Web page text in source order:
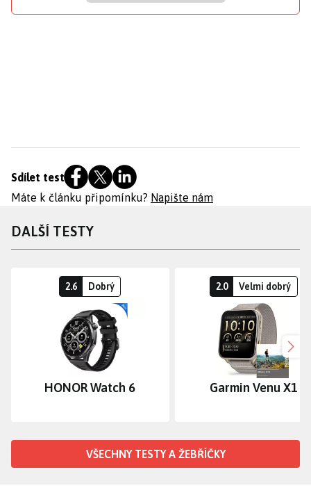
Sdílet test
Máte k článku připomínku? Napište nám
DALŠÍ TESTY
2.6 Dobrý
HONOR Watch 6
2.0 Velmi dobrý
Garmin Venu X1
VŠECHNY TESTY A ŽEBŘÍČKY